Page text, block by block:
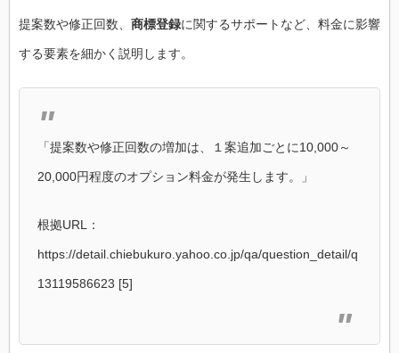
提案数や修正回数、 商標登録に関するサポートなど、料金に影響
する要素を細かく説明します。
「提案数や修正回数の増加は、１案追加ごとに10,000～
20,000円程度のオプション料金が発生します。」
根拠URL：
https://detail.chiebukuro.yahoo.co.jp/qa/question_detail/q
13119586623 [5]